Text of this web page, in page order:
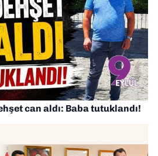
can aldı: Baba tutuklandı!